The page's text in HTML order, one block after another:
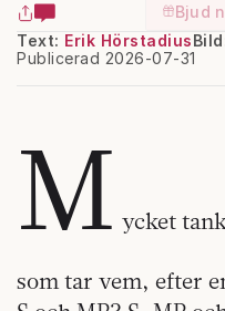
Bjud
Text: Erik Hörstadius
Publicerad 2026-07-31
M ycket
som tar vem, efter